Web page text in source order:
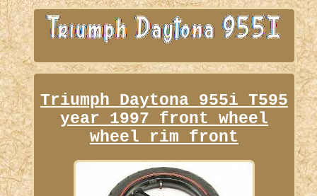
Triumph Daytona 955i T595
year 1997 front wheel
wheel rim front